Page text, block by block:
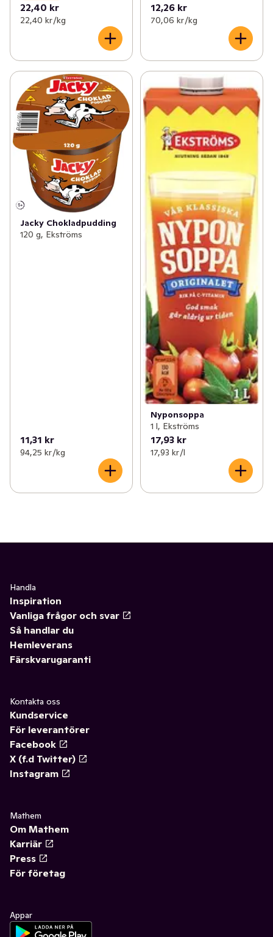
22,40 kr
22,40 kr /kg
12,26 kr
70,06 kr /kg
Jacky Chokladpudding
120 g, Ekströms
11,31 kr
94,25 kr /kg
Nyponsoppa
1 l, Ekströms
17,93 kr
17,93 kr /l
Handla
Inspiration
Vanliga frågor och svar
Så handlar du
Hemleverans
Färskvarugaranti
Kontakta oss
Kundservice
För leverantörer
Facebook
X (f.d Twitter)
Instagram
Mathem
Om Mathem
Karriär
Press
För företag
Appar